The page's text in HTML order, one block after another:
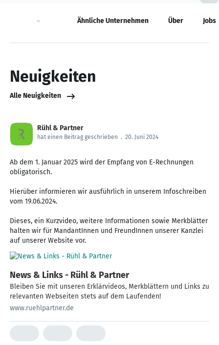
Neuigkeiten Ähnliche Unternehmen Über Jobs
Neuigkeiten
Alle Neuigkeiten
Rühl & Partner
hat einen Beitrag geschrieben . 20. Juni 2024
Ab dem 1. Januar 2025 wird der Empfang von E-Rechnungen
obligatorisch.
Hierüber informieren wir ausführlich in unserem Infoschreiben
vom 19.06.2024.
Dieses, ein Kurzvideo, weitere Informationen sowie Merkblätter
halten wir für MandantInnen und FreundInnen unserer Kanzlei
auf unserer Website vor.
News & Links - Rühl & Partner
Bleiben Sie mit unseren Erklärvideos, Merkblättern und Links zu
relevanten Webseiten stets auf dem Laufenden!
www.ruehlpartner.de